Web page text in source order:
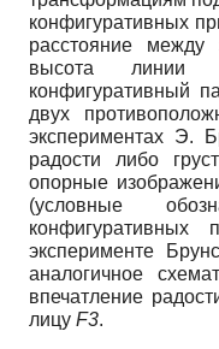
конфигуративных
расстояние
высота линии
конфигуративный
двух
экспериментах Э.
радости либо
опорные
(условные
конфигуративных
эксперименте
аналогичное
впечатление
лицу F3.